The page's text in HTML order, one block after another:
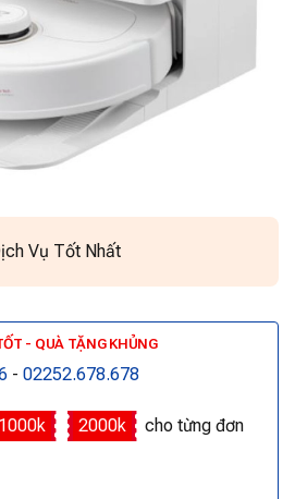
Vụ Tốt Nhất
- QUÀ TẶNG KHỦNG
- 02252.678.678
1000k 2000k
cho từng đơn